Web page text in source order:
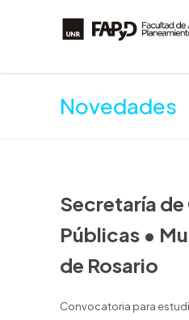
Novedades
Secretaría
Públicas •
de Rosario
Convocatoria para